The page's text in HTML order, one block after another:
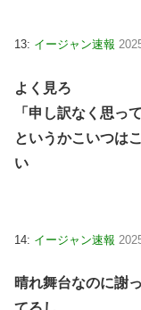
13: イージャン速報
よく見ろ
「申し訳なく思っ
というかこいつは
い
14: イージャン速報
晴れ舞台なのに謝